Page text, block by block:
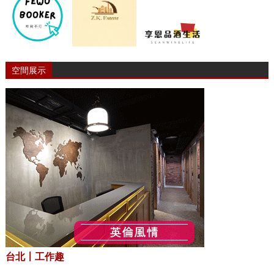
空間展示
台北〡工作趣